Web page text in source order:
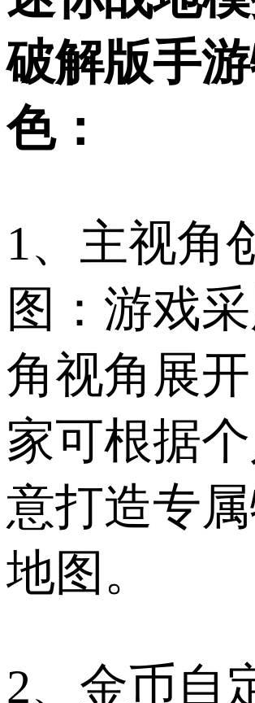
破解版手
色：
1、主视角
图：游戏
角视角展
家可根据
意打造专
地图。
2、金币自